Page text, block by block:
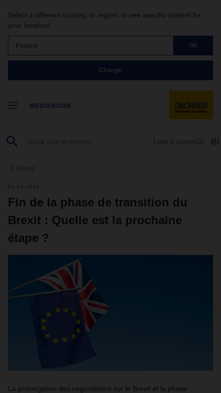
Select a different country, or region, to see specific content for
your location!
France OK
Change
MEDIAROOM
Liste à suivre(0)
Retour
03.07.2020
Fin de la phase de transition du
Brexit : Quelle est la prochaine
étape ?
La prolongation des négociations sur le Brexit et la phase